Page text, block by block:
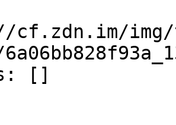
img/
[]